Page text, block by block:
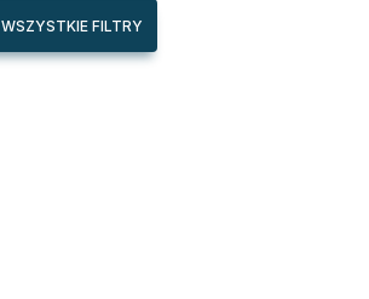
WSZYSTKIE FILTRY